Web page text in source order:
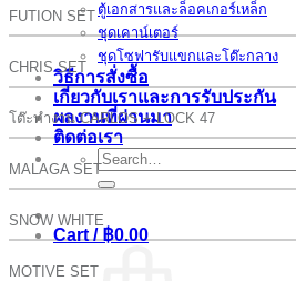
ตู้เอกสารและล็อคเกอร์เหล็ก
ชุดเคาน์เตอร์
ชุดโซฟารับแขกและโต๊ะกลาง
วิธีการสั่งซื้อ
เกี่ยวกับเราและการรับประกัน
ผลงานที่ผ่านมา
ติดต่อเรา
Search
for:
Cart /฿0.00
FUTION SET
CHRIS SET
โต๊ะทำงาน CARLOS + LOCK 47
MALAGA SET
SNOW WHITE
MOTIVE SET